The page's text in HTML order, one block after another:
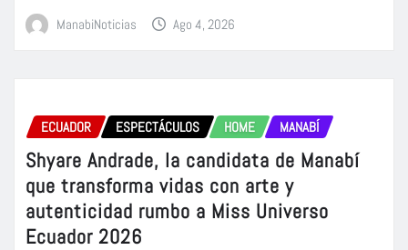
ManabiNoticias Ago 4, 2026
ECUADOR ESPECTÁCULOS HOME MANABÍ
Shyare Andrade, la candidata de Manabí
que transforma vidas con arte y
autenticidad rumbo a Miss Universo
Ecuador 2026